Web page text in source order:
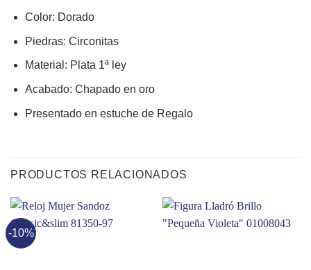
Color: Dorado
Piedras: Circonitas
Material: Plata 1ª ley
Acabado: Chapado en oro
Presentado en estuche de Regalo
PRODUCTOS RELACIONADOS
-10%